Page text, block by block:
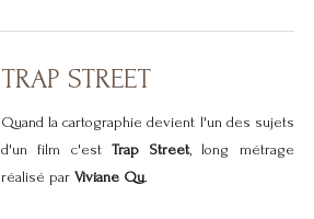
TRAP STREET
Quand la cartographie devient l'un des sujets
d'un film c'estTrap Street, long métrage
réalisé parViviane Qu.